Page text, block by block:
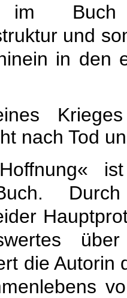
Buch
und
in den
nach Tod
Durch
die Autorin